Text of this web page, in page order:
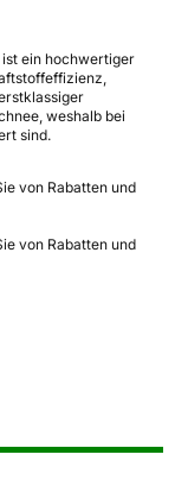
ist ein hochwertiger
weshalb bei
sind.
von Rabatten und
von Rabatten und